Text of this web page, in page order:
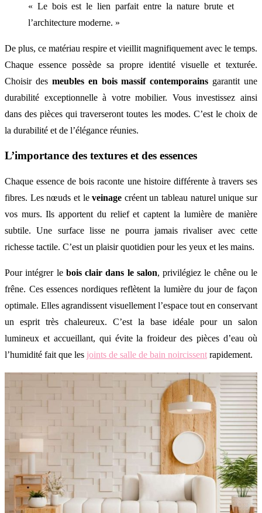
« Le bois est le lien parfait entre la nature brute et
l’architecture moderne. »
De plus, ce matériau respire et vieillit magnifiquement avec le temps.
Chaque essence possède sa propre identité visuelle et texturée.
Choisir des meubles en bois massif contemporains garantit une
durabilité exceptionnelle à votre mobilier. Vous investissez ainsi
dans des pièces qui traverseront toutes les modes. C’est le choix de
la durabilité et de l’élégance réunies.
L’importance des textures et des essences
Chaque essence de bois raconte une histoire différente à travers ses
fibres. Les nœuds et leveinage créent un tableau naturel unique sur
vos murs. Ils apportent du relief et captent la lumière de manière
subtile. Une surface lisse ne pourra jamais rivaliser avec cette
richesse tactile. C’est un plaisir quotidien pour les yeux et les mains.
Pour intégrer le bois clair dans le salon, privilégiez le chêne ou le
frêne. Ces essences nordiques reflètent la lumière du jour de façon
optimale. Elles agrandissent visuellement l’espace tout en conservant
un esprit très chaleureux. C’est la base idéale pour un salon
lumineux et accueillant, qui évite la froideur des pièces d’eau où
l’humidité fait que les joints de salle de bain noircissent rapidement.